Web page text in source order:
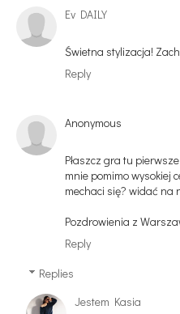
Ev DAILY
Świetna stylizacja!
Reply
Anonymous
Płaszcz gra tu
mnie pomimo wysokiej
mechaci się? widać na
Pozdrowienia z
Reply
Replies
Jestem Kasia